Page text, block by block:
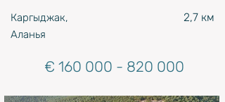
Каргыджак,
Аланья
2,7 км
€ 160 000 - 820 000